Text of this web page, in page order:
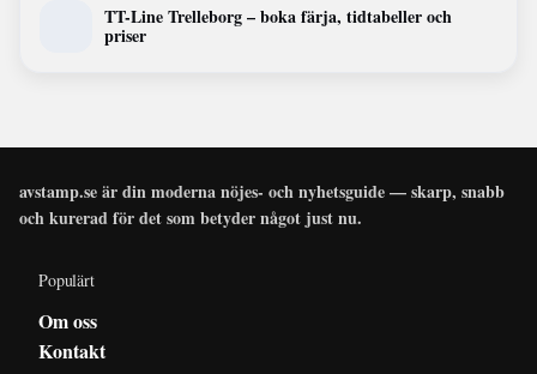
TT-Line Trelleborg – boka färja, tidtabeller och
priser
avstamp.se är din moderna nöjes- och nyhetsguide — skarp, snabb
och kurerad för det som betyder något just nu.
Populärt
Om oss
Kontakt